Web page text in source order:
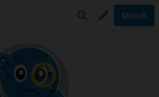
Masuk